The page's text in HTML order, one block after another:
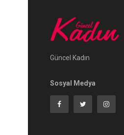
Güncel Kadın
Sosyal Medya